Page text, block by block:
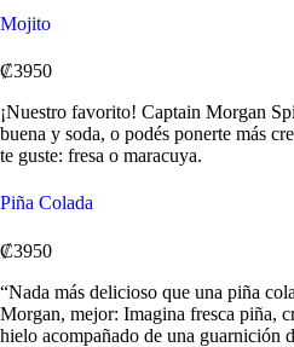
Mojito
₡3950
¡Nuestro favorito! Captain Morgan
buena y soda, o podés ponerte más
te guste: fresa o maracuya.
Piña Colada
₡3950
“Nada más delicioso que una piña
Morgan, mejor: Imagina fresca piña,
hielo acompañado de una guarnición